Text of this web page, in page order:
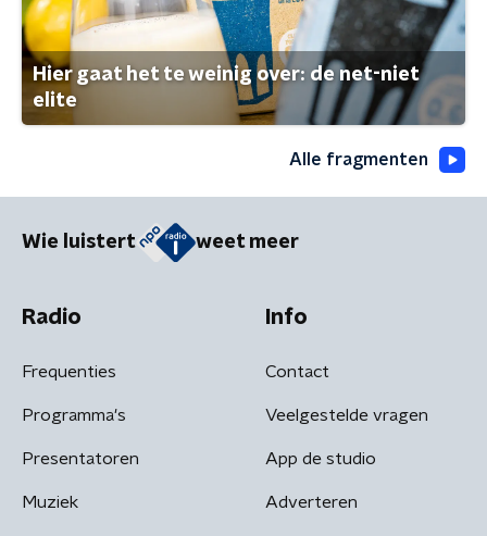
Hier gaat het te weinig over: de net-niet
elite
Alle fragmenten
Wie luistert weet meer
Radio
Frequenties
Programma's
Presentatoren
Muziek
Info
Contact
Veelgestelde vragen
App de studio
Adverteren